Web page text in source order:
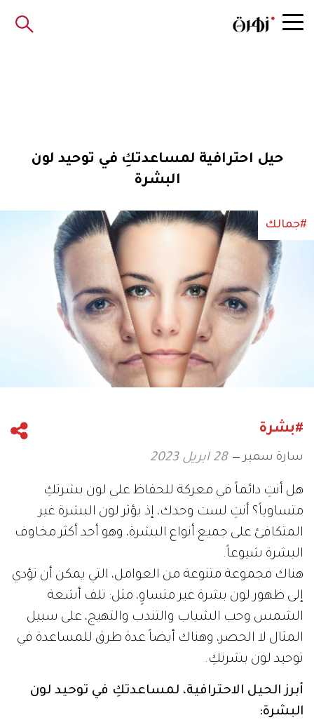
حيل احترافية لمساعدتكِ في توحيد لون
البشرة
#جمالك
#بشرة
سارة سمير 28 ابريل 2023
هل أنتِ دائماً في معركة للحفاظ على لون بشرتكِ
متساوياً؟ أنتِ لست وحدك، إذ يؤثر لون البشرة غير
المتكافئ على جميع أنواع البشرة، وهو أحد أكثر مخاوف
البشرة شيوعاً.
هناك مجموعة متنوعة من العوامل، التي يمكن أن تؤدي
إلى ظهور لون بشرة غير متساوٍ، مثل: تلف أشعة
الشمس وحب الشباب والتندب والتهيج، على سبيل
المثال لا الحصر، وهناك أيضاً عدة طرق للمساعدة في
توحيد لون بشرتكِ.
أبرز الحيل الاحترافية، لمساعدتكِ في توحيد لون
البشرة: